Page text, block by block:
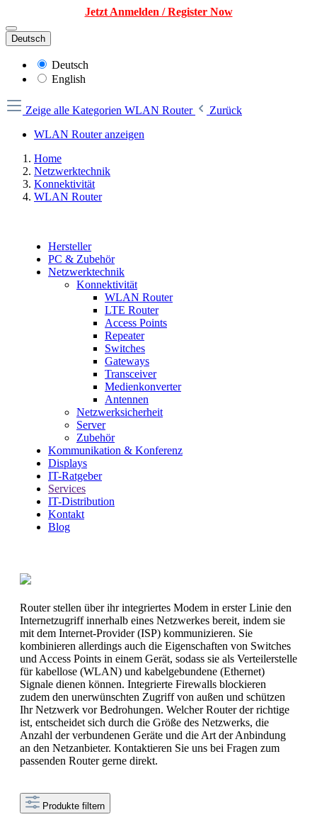
Jetzt Anmelden / Register Now
Deutsch
Deutsch
English
Zeige alle Kategorien WLAN Router
Zurück
WLAN Router anzeigen
Home
Netzwerktechnik
Konnektivität
WLAN Router
Hersteller
PC & Zubehör
Netzwerktechnik
Konnektivität
WLAN Router
LTE Router
Access Points
Repeater
Switches
Gateways
Transceiver
Medienkonverter
Antennen
Netzwerksicherheit
Server
Zubehör
Kommunikation & Konferenz
Displays
IT-Ratgeber
Services
IT-Distribution
Kontakt
Blog
Router stellen über ihr integriertes Modem in erster Linie den
Internetzugriff innerhalb eines Netzwerkes bereit, indem sie
mit dem Internet-Provider (ISP) kommunizieren. Sie
kombinieren allerdings auch die Eigenschaften von Switches
und Access Points in einem Gerät, sodass sie als Verteilerstelle
für kabellose (WLAN) und kabelgebundene (Ethernet)
Signale dienen können. Integrierte Firewalls blockieren
zudem den unerwünschten Zugriff von außen und schützen
Ihr Netzwerk vor Bedrohungen. Welcher Router der richtige
ist, entscheidet sich durch die Größe des Netzwerks, die
Anzahl der verbundenen Geräte und die Art der Anbindung
an den Netzanbieter. Kontaktieren Sie uns bei Fragen zum
passenden Router gerne direkt.
Produkte filtern